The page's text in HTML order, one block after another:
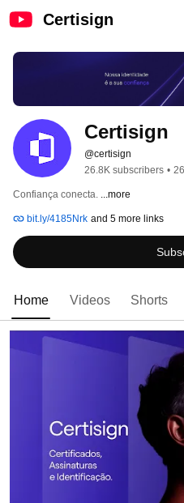
Certisign
Certisign
@certisign
26.8K subscribers •
Confiança conecta. ...more
bit.ly/4185Nrk and 5 more links
Home Videos Shorts